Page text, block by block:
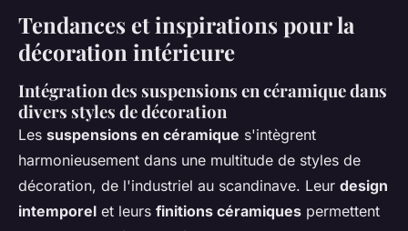
Tendances et inspirations pour la
décoration intérieure
Intégration des suspensions en céramique dans
divers styles de décoration
Les suspensions en céramique s'intègrent
harmonieusement dans une multitude de styles de
décoration, de l'industriel au scandinave. Leur design
intemporel et leurs finitions céramiques permettent